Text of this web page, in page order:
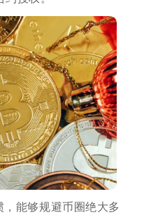
能够规避币圈绝大多